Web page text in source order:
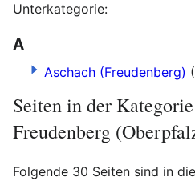
Unterkategorie:
A
Aschach (Freudenberg)
Seiten in der
Freudenberg
Folgende 30 Seiten sind in